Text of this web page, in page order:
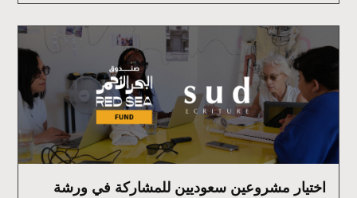
اختيار مشروعين سعوديين للمشاركة في ورشة